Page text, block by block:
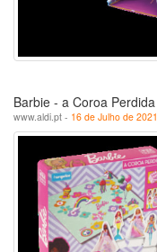
Barbie - a Coroa Perdida
www.aldi.pt - 16 de Julho de 2021